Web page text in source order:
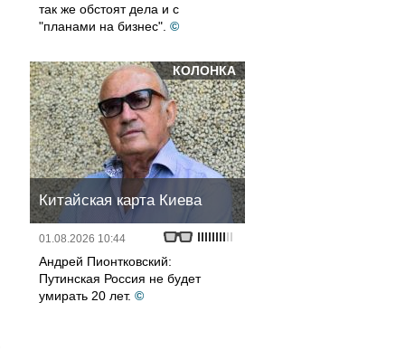
так же обстоят дела и с
"планами на бизнес". ©
КОЛОНКА
Китайская карта Киева
01.08.2026 10:44
Андрей Пионтковский:
Путинская Россия не будет
умирать 20 лет. ©